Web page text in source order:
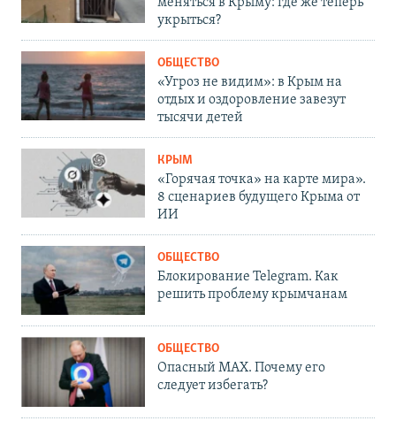
укрыться?
ОБЩЕСТВО
«Угроз не видим»: в Крым на
отдых и оздоровление завезут
тысячи детей
КРЫМ
«Горячая точка» на карте мира».
8 сценариев будущего Крыма от
ИИ
ОБЩЕСТВО
Блокирование Telegram. Как
решить проблему крымчанам
ОБЩЕСТВО
Опасный MAX. Почему его
следует избегать?